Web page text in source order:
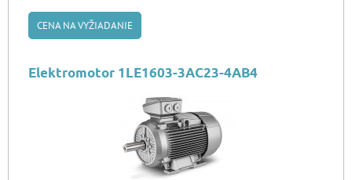
CENA NA VYŽIADANIE
Elektromotor 1LE1603-3AC23-4AB4